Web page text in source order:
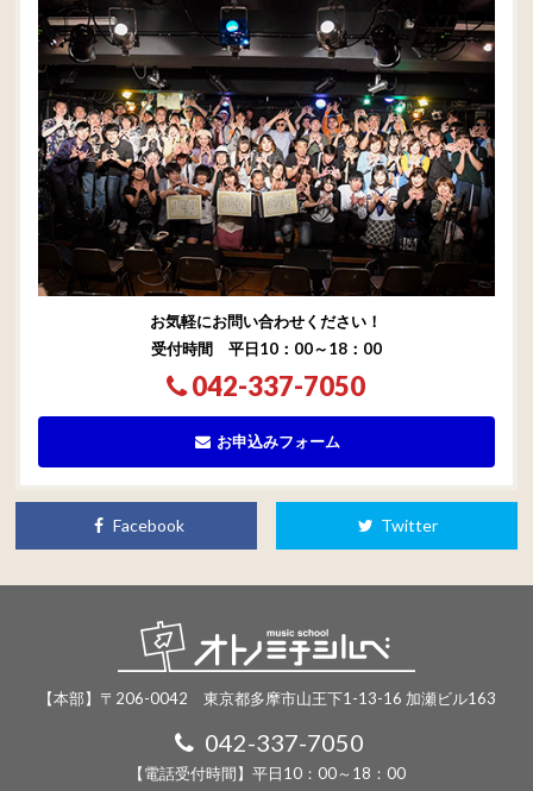
お気軽にお問い合わせください！
受付時間 平日10：00～18：00
042-337-7050
お申込みフォーム
Facebook Twitter
【本部】〒206-0042 東京都多摩市山王下1-13-16 加瀬ビル163
042-337-7050
【電話受付時間】平日10：00～18：00